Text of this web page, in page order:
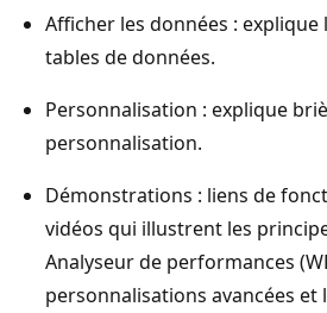
Afficher les données :
tables de données.
Personnalisation : explique
personnalisation.
Démonstrations : liens de
vidéos qui illustrent les
Analyseur de performances
personnalisations avancées et